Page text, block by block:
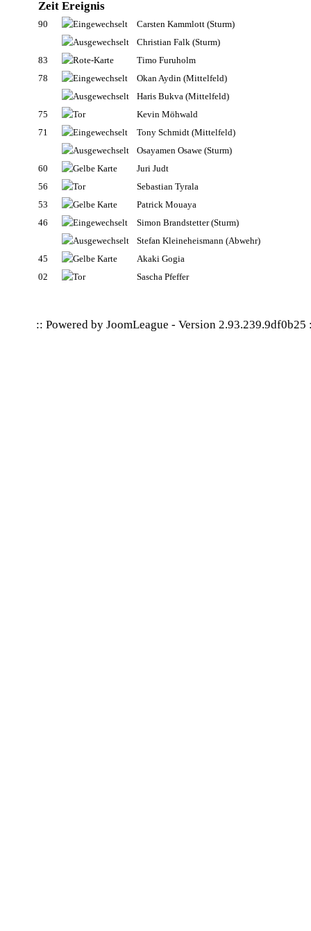
Zeit Ereignis
90 Carsten Kammlott (Sturm)
Christian Falk (Sturm)
83
Timo Furuholm
78
Okan Aydin (Mittelfeld)
Haris Bukva (Mittelfeld)
75
Kevin Möhwald
71
Tony Schmidt (Mittelfeld)
Osayamen Osawe (Sturm)
60
Juri Judt
56
Sebastian Tyrala
53
Patrick Mouaya
46
Simon Brandstetter(Sturm)
Stefan Kleineheismann (Abwehr)
45
Akaki Gogia
02
Sascha Pfeffer
:: Powered by JoomLeague - Version 2.93.239.9df0b25